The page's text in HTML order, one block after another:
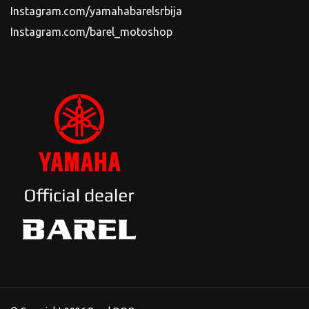
Instagram.com/yamahabarelsrbija
Instagram.com/barel_motoshop